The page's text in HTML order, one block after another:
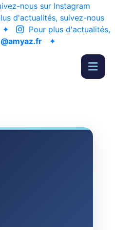
nous sur Instagram
d'actualités, suivez-nous
✦
Pour plus d'actualités,
@amyaz.fr ✦